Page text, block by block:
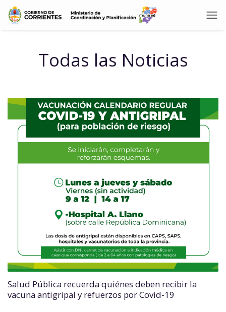
Todas las Noticias
Salud Pública recuerda quiénes deben recibir la
vacuna antigripal y refuerzos por Covid-19